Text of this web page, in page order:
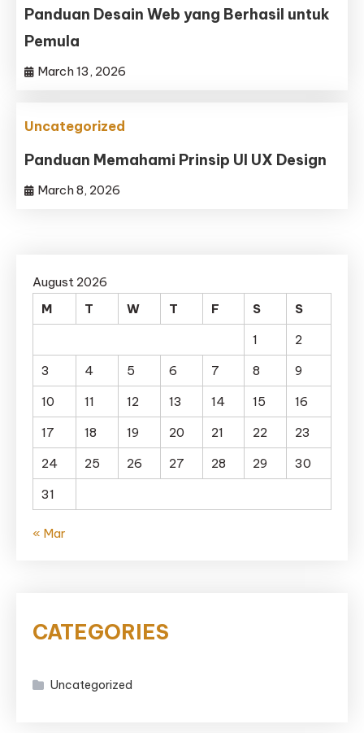
Panduan Desain Web yang Berhasil untuk
Pemula
March 13, 2026
Uncategorized
Panduan Memahami Prinsip UI UX Design
March 8, 2026
August 2026
M
T W T F S
S
1
2
3
4 5 6 7 8
9
10
11 12 13 14 15
16
17
18 19 20 21 22
23
24
25 26 27 28 29
30
31
« Mar
CATEGORIES
Uncategorized